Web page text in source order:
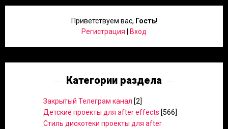
Приветствуем вас, Гость!
Регистрация
Вход
Категории раздела
Закрытый Телеграм канал [2]
Детские проекты для after effects [566]
Стиль дискотеки проекты для after